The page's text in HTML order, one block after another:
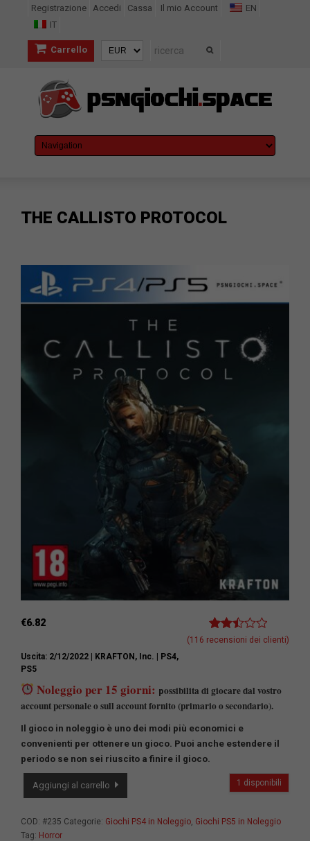
Registrazione Accedi Cassa Il mio Account
EN
IT
Carrello
THE CALLISTO PROTOCOL
Valutato
di
116
recensioni
(116 recensioni dei clienti)
€6.82
Uscita: 2/12/2022 | KRAFTON, Inc. | PS4,
PS5
Noleggio per 15 giorni: possibilita di giocare dal vostro
account personale o sull account fornito (primario o secondario).
Il gioco in noleggio è uno dei modi più economici e
convenienti per ottenere un gioco. Puoi anche estendere il
periodo se non sei riuscito a finire il gioco.
1 disponibili
Callisto
quantità
Aggiungi al carrello
COD: #235 Categorie: Giochi PS4 in Noleggio Giochi PS5 in Noleggio
Tag: Horror